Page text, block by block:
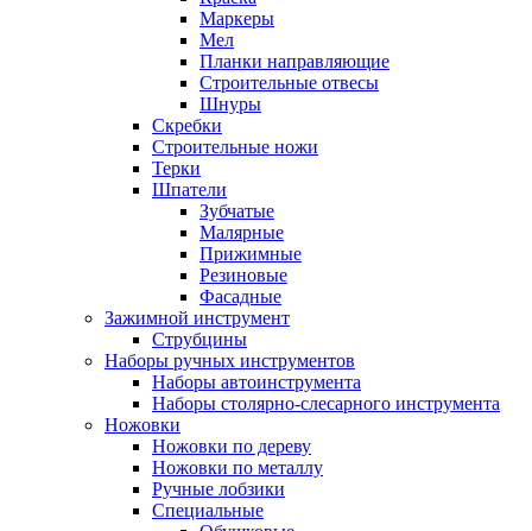
Маркеры
Мел
Планки направляющие
Строительные отвесы
Шнуры
Скребки
Строительные ножи
Терки
Шпатели
Зубчатые
Малярные
Прижимные
Резиновые
Фасадные
Зажимной инструмент
Струбцины
Наборы ручных инструментов
Наборы автоинструмента
Наборы столярно-слесарного инструмента
Ножовки
Ножовки по дереву
Ножовки по металлу
Ручные лобзики
Специальные